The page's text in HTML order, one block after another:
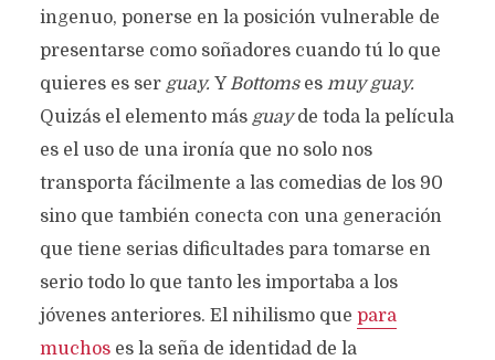
ingenuo, ponerse en la posición vulnerable de
presentarse como soñadores cuando tú lo que
quieres es ser guay. YBottoms es muy guay.
Quizás el elemento más guayde toda la película
es el uso de una ironía que no solo nos
transporta fácilmente a las comedias de los 90
sino que también conecta con una generación
que tiene serias dificultades para tomarse en
serio todo lo que tanto les importaba a los
jóvenes anteriores. El nihilismo que para
muchoses la seña de identidad de la